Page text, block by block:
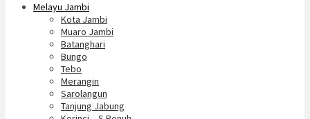
Melayu Jambi
Kota Jambi
Muaro Jambi
Batanghari
Bungo
Tebo
Merangin
Sarolangun
Tanjung Jabung